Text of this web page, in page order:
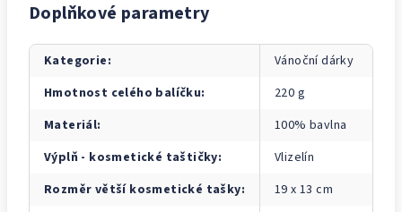
Doplňkové parametry
Kategorie:
Vánoční dárky
Hmotnost celého balíčku:
220 g
Materiál:
100% bavlna
Výplň - kosmetické taštičky:
Vlizelín
Rozměr větší kosmetické tašky:
19 x 13 cm